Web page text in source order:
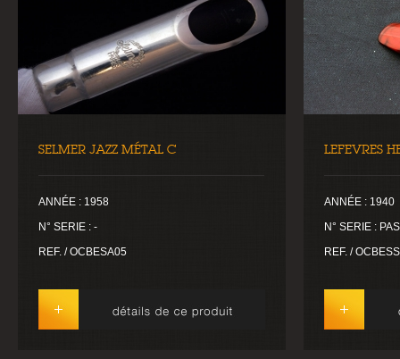
SELMER JAZZ MÉTAL C
ANNÉE : 1958
N° SERIE : -
REF. / OCBESA05
LEFEVRES
ANNÉE : 1940
N° SERIE :
REF. /